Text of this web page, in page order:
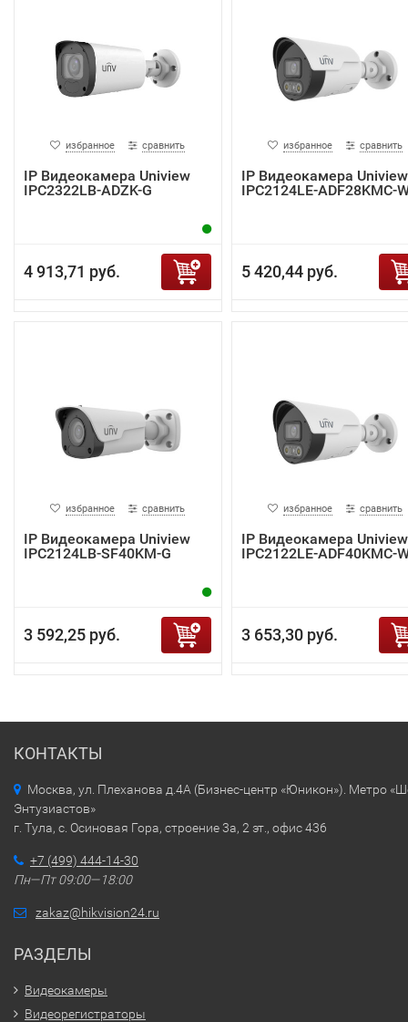
избранное сравнить
IP Видеокамера Uniview
IPC2322LB-ADZK-G
4 913,71 руб.
избранное сравнить
IP Видеокамера Uniview
IPC2124LE-ADF28KMC-
5 420,44 руб.
избранное сравнить
IP Видеокамера Uniview
IPC2124LB-SF40KM-G
3 592,25 руб.
избранное сравнить
IP Видеокамера Uniview
IPC2122LE-ADF40KMC-
3 653,30 руб.
КОНТАКТЫ
Москва, ул. Плеханова д.4А (Бизнес-центр «Юникон»). Метро
Энтузиастов»
г. Тула, с. Осиновая Гора, строение 3а, 2 эт., офис 436
+7 (499) 444-14-30
Пн—Пт 09:00—18:00
zakaz@hikvision24.ru
РАЗДЕЛЫ
Видеокамеры
Видеорегистраторы